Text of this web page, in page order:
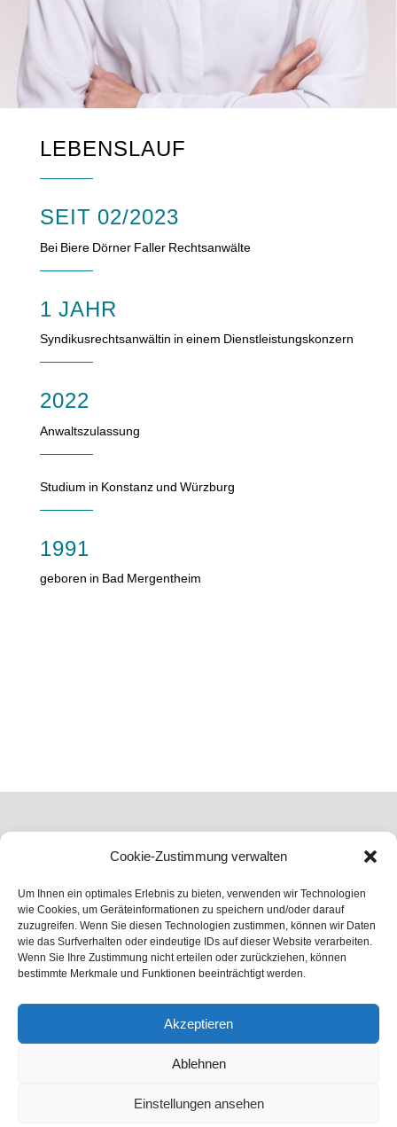
Cookie-Zustimmung verwalten
Um Ihnen ein optimales Erlebnis zu bieten, verwenden wir Technologien
wie Cookies, um Geräteinformationen zu speichern und/oder darauf
zuzugreifen. Wenn Sie diesen Technologien zustimmen, können wir Daten
wie das Surfverhalten oder eindeutige IDs auf dieser Website verarbeiten.
Wenn Sie Ihre Zustimmung nicht erteilen oder zurückziehen, können
bestimmte Merkmale und Funktionen beeinträchtigt werden.
Akzeptieren
Ablehnen
Einstellungen ansehen
LEBENSLAUF
SEIT 02/2023
Bei Biere Dörner Faller Rechtsanwälte
1 JAHR
Syndikusrechtsanwältin in einem Dienstleistungskonzern
2022
Anwaltszulassung
Studium in Konstanz und Würzburg
1991
geboren in Bad Mergentheim
Home
Über uns